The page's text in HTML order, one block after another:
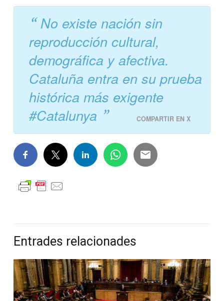
No existe nación sin
reproducción cultural,
demográfica y afectiva.
Cataluña entra en su prueba
histórica más exigente
#Catalunya
COMPARTIR EN X
Entrades relacionades